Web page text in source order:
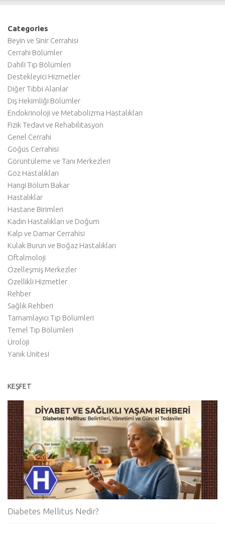
Categories
Beyin ve Sinir Cerrahisi
Cerrahi Bölümler
Dahili Tıp Bölümleri
Destekleyici Hizmetler
Diğer Tıbbi Alanlar
Diş Hekimliği Bölümler
Endokrinoloji ve Metabolizma Hastalıkları
Fizik Tedavi ve Rehabilitasyon
Genel Cerrahi
Göğüs Cerrahisi
Görüntüleme ve Tanı Merkezleri
Göz Hastalıkları
Hangi Bölüm Bakar
Hastalıklar
Hastane Birimleri
Kadın Hastalıkları ve Doğum
Kalp ve Damar Cerrahisi
Kulak Burun ve Boğaz Hastalıkları
Oftalmoloji
Özelleşmiş Merkezler
Özellikli Hizmetler
Rehber
Sağlık Rehberi
Tamamlayıcı Tıp Bölümleri
Temel Tıp Bölümleri
Üroloji
Yanık Ünitesi
KEŞFET
Diabetes Mellitus Nedir?